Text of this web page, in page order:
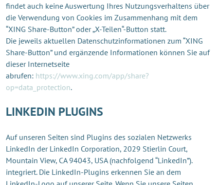
findet auch keine Auswertung Ihres Nutzungsverhaltens über
die Verwendung von Cookies im Zusammenhang mit dem
“XING Share-Button” oder „X-Teilen“-Button statt.
Die jeweils aktuellen Datenschutzinformationen zum “XING
Share-Button” und ergänzende Informationen können Sie auf
dieser Internetseite
abrufen: https://www.xing.com/app/share?
op=data_protection.
LINKEDIN PLUGINS
Auf unseren Seiten sind Plugins des sozialen Netzwerks
LinkedIn der LinkedIn Corporation, 2029 Stierlin Court,
Mountain View, CA 94043, USA (nachfolgend “LinkedIn”).
integriert. Die LinkedIn-Plugins erkennen Sie an dem